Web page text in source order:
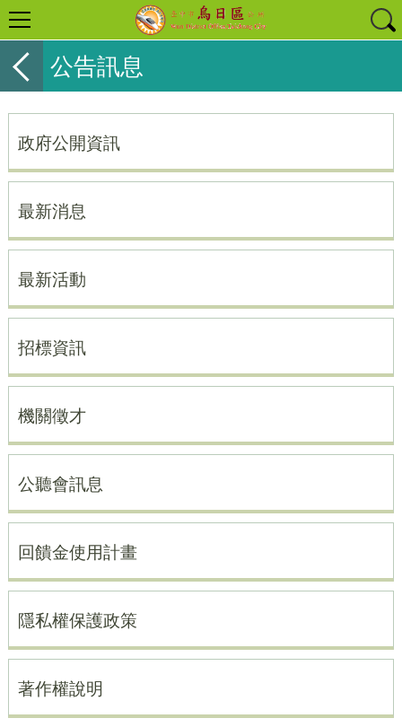
公告訊息
政府公開資訊
最新消息
最新活動
招標資訊
機關徵才
公聽會訊息
回饋金使用計畫
隱私權保護政策
著作權說明